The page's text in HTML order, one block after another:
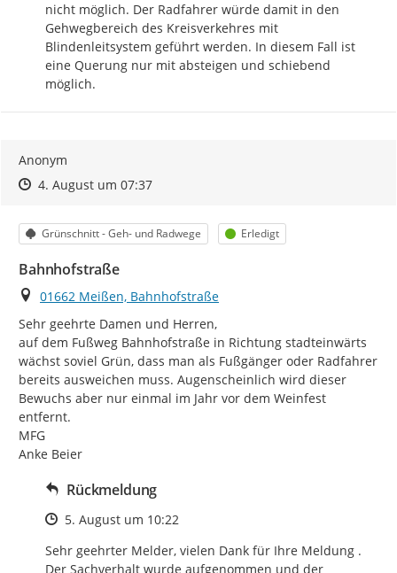
nicht möglich. Der Radfahrer würde damit in den
Gehwegbereich des Kreisverkehres mit
Blindenleitsystem geführt werden. In diesem Fall ist
eine Querung nur mit absteigen und schiebend
möglich.
Anonym
Zeitpunkt des Erstellens
Zeitpunkt des Erstellens
4. August um 07:37Zur Äußerung
Kategorie
Grünschnitt - Geh- und Radwege Status
Erledigt
Bahnhofstraße
Ort
01662 Meißen, Bahnhofstraße
Sehr geehrte Damen und Herren,
auf dem Fußweg Bahnhofstraße in Richtung stadteinwärts
wächst soviel Grün, dass man als Fußgänger oder Radfahrer
bereits ausweichen muss. Augenscheinlich wird dieser
Bewuchs aber nur einmal im Jahr vor dem Weinfest
entfernt.
MFG
Anke Beier
Rückmeldung
Zeitpunkt des Erstellens
5. August um 10:22
Sehr geehrter Melder, vielen Dank für Ihre Meldung .
Der Sachverhalt wurde aufgenommen und der